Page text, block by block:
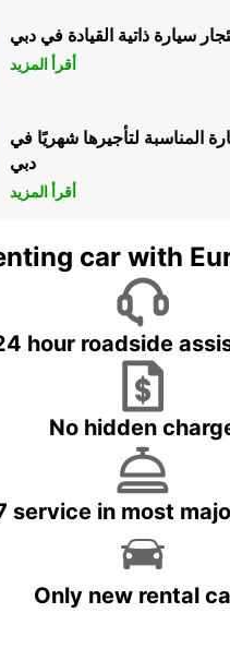
سيارة ذاتية القيادة في دبي
أقرأ المزيد
المناسبة لتأجيرها شهريًا في
دبي
أقرأ المزيد
car with
hour roadside
No hidden
service in most
Only new rental